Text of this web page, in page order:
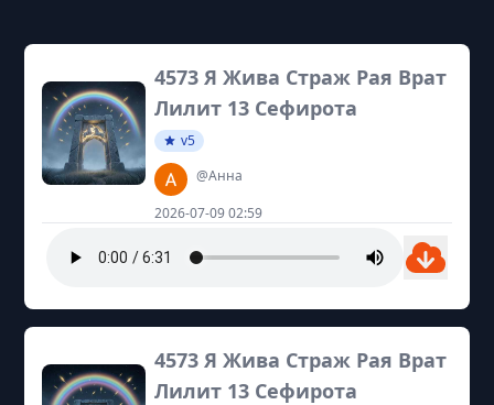
4573 Я Жива Страж Рая Врат
Лилит 13 Сефирота
v5
@Анна
2026-07-09 02:59
4573 Я Жива Страж Рая Врат
Лилит 13 Сефирота